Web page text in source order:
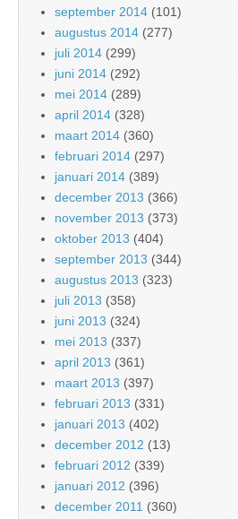
september 2014 (101)
augustus 2014 (277)
juli 2014 (299)
juni 2014 (292)
mei 2014 (289)
april 2014 (328)
maart 2014 (360)
februari 2014 (297)
januari 2014 (389)
december 2013 (366)
november 2013 (373)
oktober 2013 (404)
september 2013 (344)
augustus 2013 (323)
juli 2013 (358)
juni 2013 (324)
mei 2013 (337)
april 2013 (361)
maart 2013 (397)
februari 2013 (331)
januari 2013 (402)
december 2012 (13)
februari 2012 (339)
januari 2012 (396)
december 2011 (360)